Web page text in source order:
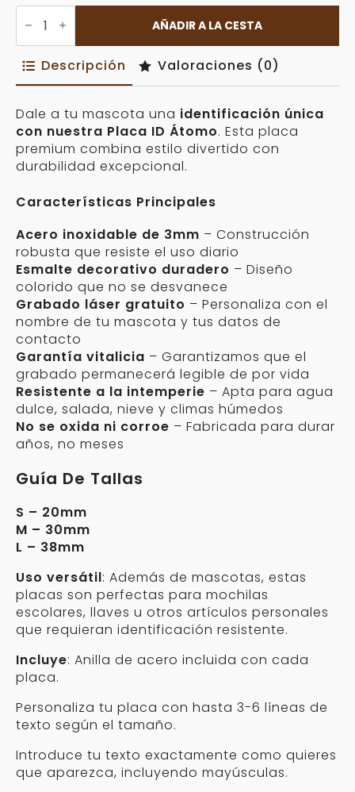
Placa
ID
Átomo
Personalizable
cantidad
AÑADIR A LA CESTA
Descripción Valoraciones (0)
Dale a tu mascota una identificación única
con nuestra Placa ID Átomo. Esta placa
premium combina estilo divertido con
durabilidad excepcional.
Características Principales
Acero inoxidable de 3mm – Construcción
robusta que resiste el uso diario
Esmalte decorativo duradero – Diseño
colorido que no se desvanece
Grabado láser gratuito – Personaliza con el
nombre de tu mascota y tus datos de
contacto
Garantía vitalicia – Garantizamos que el
grabado permanecerá legible de por vida
Resistente a la intemperie – Apta para agua
dulce, salada, nieve y climas húmedos
No se oxida ni corroe – Fabricada para durar
años, no meses
Guía De Tallas
S – 20mm
M – 30mm
L – 38mm
Uso versátil: Además de mascotas, estas
placas son perfectas para mochilas
escolares, llaves u otros artículos personales
que requieran identificación resistente.
Incluye: Anilla de acero incluida con cada
placa.
Personaliza tu placa con hasta 3-6 líneas de
texto según el tamaño.
Introduce tu texto exactamente como quieres
que aparezca, incluyendo mayúsculas.